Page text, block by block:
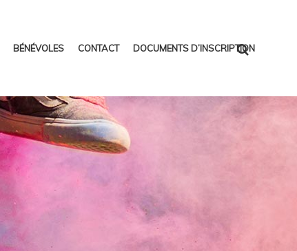
BÉNÉVOLES CONTACT DOCUMENTS D’INSCRIPTION